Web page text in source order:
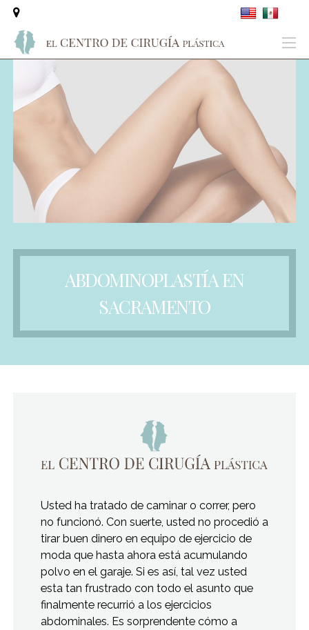
ABDOMINOPLASTÍA EN
SACRAMENTO
Usted ha tratado de caminar o correr, pero
no funcionó. Con suerte, usted no procedió a
tirar buen dinero en equipo de ejercicio de
moda que hasta ahora está acumulando
polvo en el garaje. Si es así, tal vez usted
esta tan frustrado con todo el asunto que
finalmente recurrió a los ejercicios
abdominales. Es sorprendente cómo a